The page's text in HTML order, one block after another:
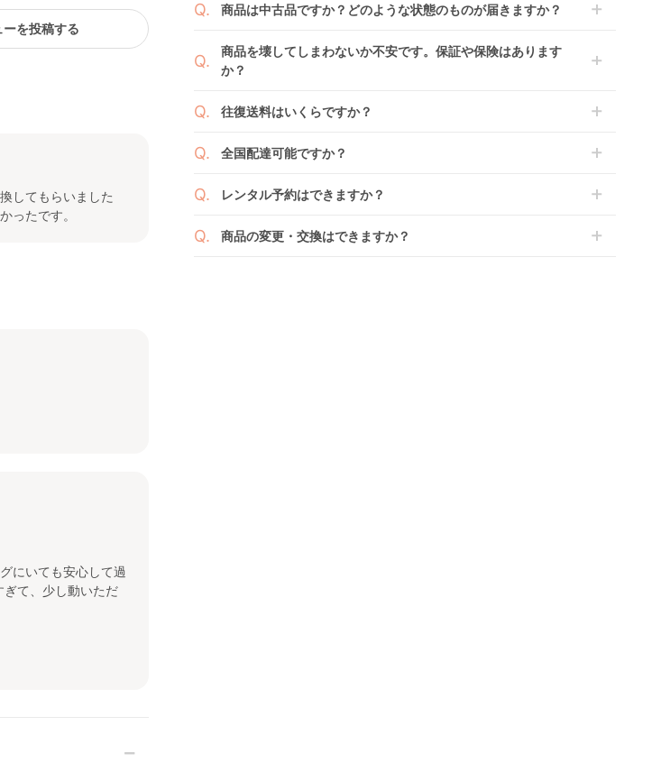
者（佐川急便）に商品の引渡しとなります。
です。
くか、もしくは6ヶ月レンタルご注文の上で、早期にご返却くださ
い。
商品は中古品ですか？どのような状態のものが届きますか？
す。
新品商品はメーカーから仕入れた状態のものをお送りします。商品に
ます。
ざいます。その際、メーカーの都合によっては、表示されているお届
せていただく場合がございます。あらかじめご了承ください。
す。
商品を壊してしまわないか不安です。保証や保険はあります
か？
ご注文時に商品と一緒にカートへ入れ安心補償オプションをご購入く
２つのプランごとに補償内容は異なります。
往復送料はいくらですか？
ページから住所を入力すると送料が確認いただけます。
全国配達可能ですか？
※空港への配達はご対応できかねますのであらかじめご了承くださ
レンタル予約はできますか？
商品のご注文時にご希望のお日にちに配送日指定をしてください。レ
商品の変更・交換はできますか？
ーを投稿する
してもらいました
ったです。
にいても安心して過
て、少し動いただ